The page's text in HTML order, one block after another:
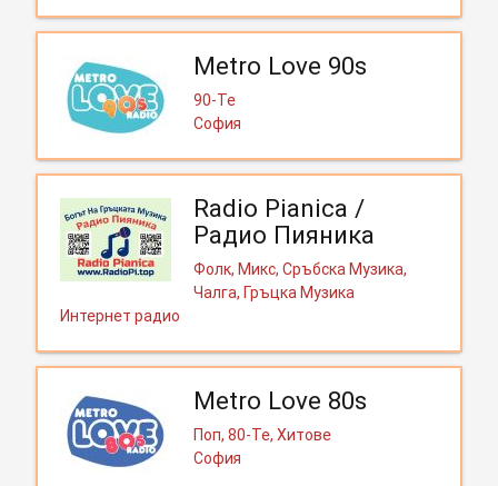
Metro Love 90s
90-Те
София
Radio Pianica /
Радио Пияника
Фолк, Микс, Сръбска Музика,
Чалга, Гръцка Музика
Интернет радио
Metro Love 80s
Поп, 80-Те, Хитове
София